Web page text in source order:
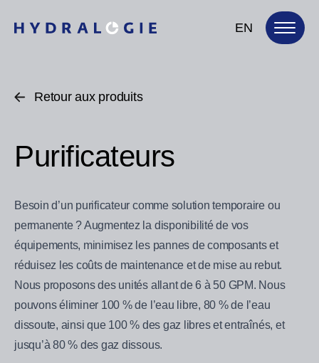
EN
Retour aux produits
Purificateurs
Besoin d’un purificateur comme solution temporaire ou
permanente ? Augmentez la disponibilité de vos
équipements, minimisez les pannes de composants et
réduisez les coûts de maintenance et de mise au rebut.
Nous proposons des unités allant de 6 à 50 GPM. Nous
pouvons éliminer 100 % de l’eau libre, 80 % de l’eau
dissoute, ainsi que 100 % des gaz libres et entraînés, et
jusqu’à 80 % des gaz dissous.